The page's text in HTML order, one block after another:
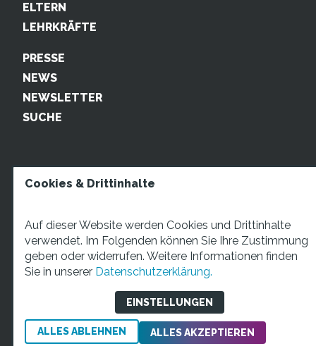
ELTERN
LEHRKRÄFTE
PRESSE
NEWS
NEWSLETTER
SUCHE
STARTUP TEENS Münsterstraße 5, 59065 Hamm. Fon:
+49 2381 4870207 Mail:info@startupteens.de
Impressum Datenschutzerklärung
Cookies & Drittinhalte
Auf dieser Website werden Cookies und Drittinhalte
verwendet. Im Folgenden können Sie Ihre Zustimmung
geben oder widerrufen. Weitere Informationen finden
Sie in unserer Datenschutzerklärung.
EINSTELLUNGEN
ALLES ABLEHNEN ALLES AKZEPTIEREN